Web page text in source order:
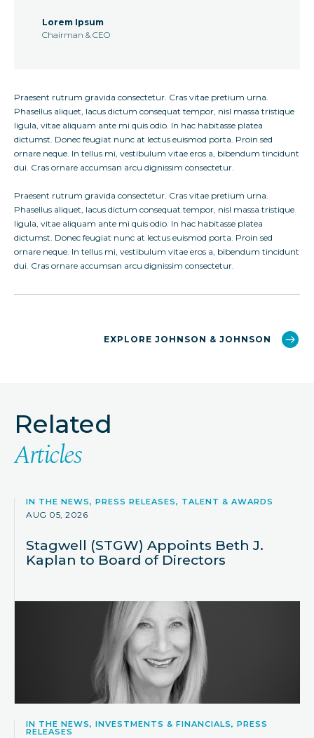
Lorem Ipsum
Chairman & CEO
Praesent rutrum gravida consectetur. Cras vitae pretium urna.
Phasellus aliquet, lacus dictum consequat tempor, nisl massa tristique
ligula, vitae aliquam ante mi quis odio. In hac habitasse platea
dictumst. Donec feugiat nunc at lectus euismod porta. Proin sed
ornare neque. In tellus mi, vestibulum vitae eros a, bibendum tincidunt
dui. Cras ornare accumsan arcu dignissim consectetur.
Praesent rutrum gravida consectetur. Cras vitae pretium urna.
Phasellus aliquet, lacus dictum consequat tempor, nisl massa tristique
ligula, vitae aliquam ante mi quis odio. In hac habitasse platea
dictumst. Donec feugiat nunc at lectus euismod porta. Proin sed
ornare neque. In tellus mi, vestibulum vitae eros a, bibendum tincidunt
dui. Cras ornare accumsan arcu dignissim consectetur.
EXPLORE JOHNSON & JOHNSON
Related
Articles
IN THE NEWS, PRESS RELEASES, TALENT & AWARDS
AUG 05, 2026
Stagwell (STGW) Appoints Beth J.
Kaplan to Board of Directors
IN THE NEWS, INVESTMENTS & FINANCIALS, PRESS
RELEASES